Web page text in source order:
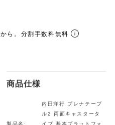
から。分割手数料無料
商品仕様
製品名:
内田洋行 プレナテーブ
ル2 両面キャスタータ
イプ 基本プラットフォ